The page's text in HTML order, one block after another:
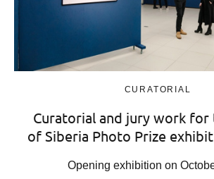
CURATORIAL
Curatorial and jury work for
of Siberia Photo Prize
Opening exhibition on